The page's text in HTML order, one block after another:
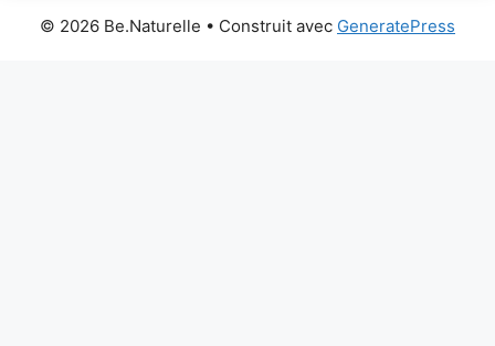
© 2026 Be.Naturelle • Construit avec GeneratePress